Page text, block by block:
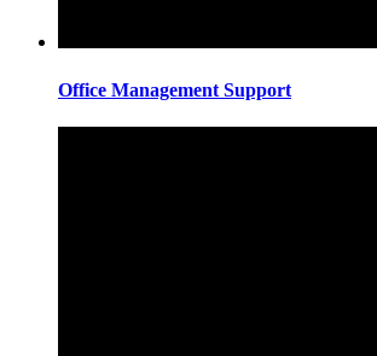
Office Management Support